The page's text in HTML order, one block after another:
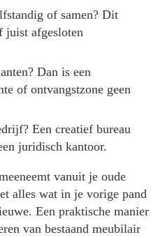
of samen? Dit
juist afgesloten
Dan is een
of ontvangstzone geen
Een creatief bureau
juridisch kantoor.
vanuit je oude
alles wat in je vorige pand
Een praktische manier
van bestaand meubilair